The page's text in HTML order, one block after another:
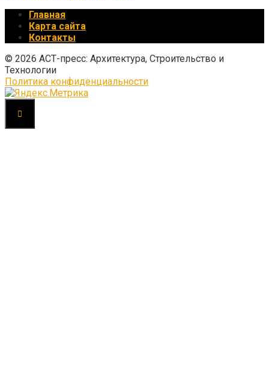
Главная
Карта сайта
Контакты
© 2026 АСТ-пресс: Архитектура, Строительство и
Технологии
Политика конфиденциальности